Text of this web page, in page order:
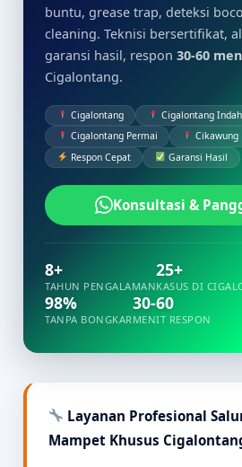
buntu, grease trap, deteksi
cleaning. Teknisi bersertifikat,
garansi hasil, respon 30-60
Cigalontang.
Cigalontang
Cigalontang Indah
Cigalontang Permai
Cikawung
Respon Cepat
Garansi Hasil
Konsultasi &
8+
TAHUN PENGALAMAN
25+
KASUS DI
98%
TANPA BONGKAR
30-60
MENIT RESPON
Layanan Profesional
Mampet Khusus